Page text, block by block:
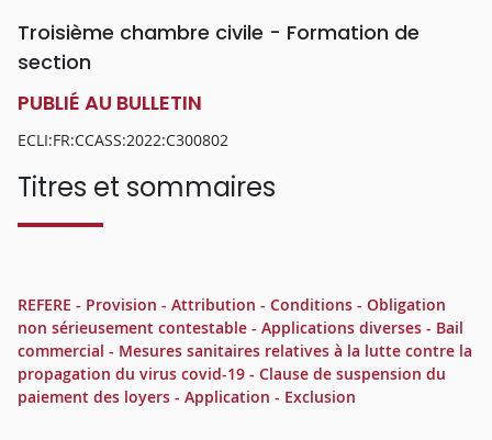
Troisième chambre civile - Formation de
section
PUBLIÉ AU BULLETIN
ECLI:FR:CCASS:2022:C300802
Titres et sommaires
REFERE - Provision - Attribution - Conditions - Obligation
non sérieusement contestable - Applications diverses - Bail
commercial - Mesures sanitaires relatives à la lutte contre la
propagation du virus covid-19 - Clause de suspension du
paiement des loyers - Application - Exclusion